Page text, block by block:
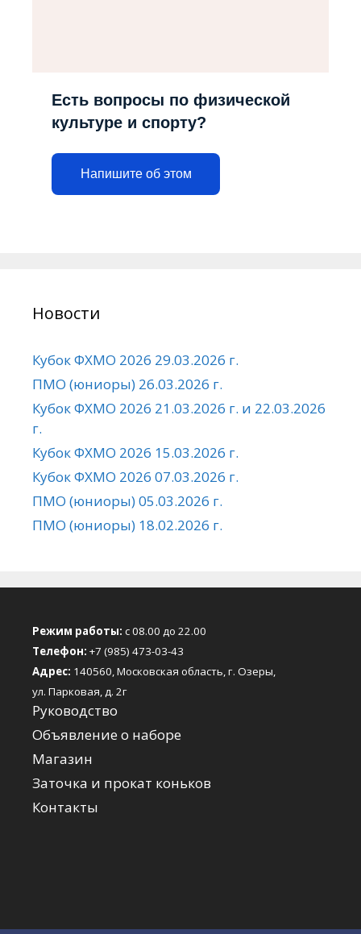
Есть вопросы по физической
культуре и спорту?
Напишите об этом
Новости
Кубок ФХМО 2026 29.03.2026 г.
ПМО (юниоры) 26.03.2026 г.
Кубок ФХМО 2026 21.03.2026 г. и 22.03.2026
г.
Кубок ФХМО 2026 15.03.2026 г.
Кубок ФХМО 2026 07.03.2026 г.
ПМО (юниоры) 05.03.2026 г.
ПМО (юниоры) 18.02.2026 г.
Режим работы: с 08.00 до 22.00
Телефон: +7 (985) 473-03-43
Адрес: 140560, Московская область, г. Озеры,
ул. Парковая, д. 2г
Руководство
Объявление о наборе
Магазин
Заточка и прокат коньков
Контакты